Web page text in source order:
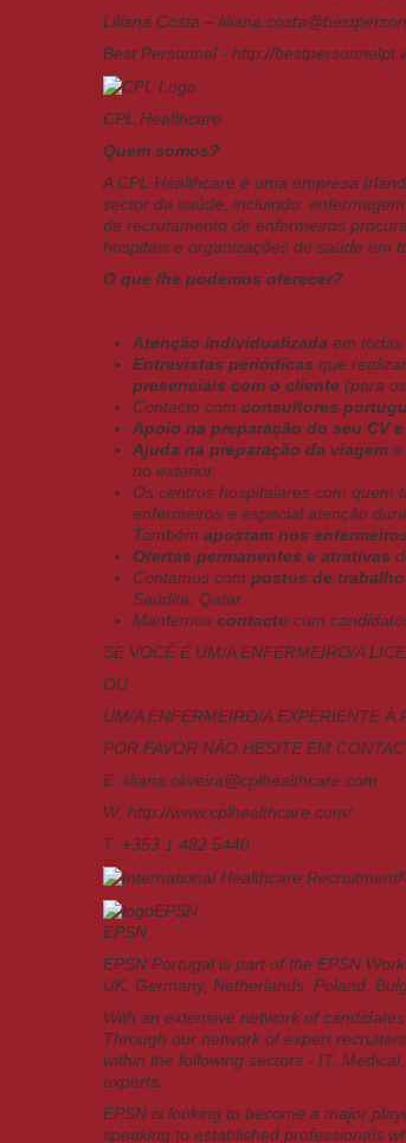
Liliana Costa –
Best Personnel - http://
CPL Healthcare
Quem somos?
A CPL Healthcare é uma empresa
sector da saúde, incluindo:
de recrutamento de enfermeiros
hospitais e organizações de saúde em
O que lhe podemos oferecer?
Atenção individualizada em
Entrevistas periódicas que
presenciais com o cliente (para
Contacto com consultores
Apoio na preparação do seu CV e
Ajuda na preparação da viagem e
no exterior.
Os centros hospitalares com quem
enfermeiros e especial atenção
Também apostam nos
Ofertas permanentes e atrativas
Contamos com postos de
Saudita, Qatar.
Mantemos contacto com
SE VOCÊ É UM/A ENFERMEIRO/A
OU
UM/A ENFERMEIRO/A EXPERIENTEÀ
POR FAVOR NÃO HESITE EM
E: liliana.oliveira@cplhealthcare.com
W: http://www.cplhealthcare.com/
T: +353 1 482 5440
EPSN
EPSN Portugal is part of the EPSN
UK, Germany, Netherlands, Poland,
With an extensive network of
Through our network of expert
within the following sectors - IT,
experts.
EPSN is looking to become a major
speaking to established professionals